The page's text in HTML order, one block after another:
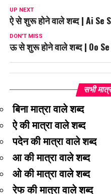
UP NEXT
ऐ से शुरू होने वाले शब्द | Ai Se
DON'T MISS
ऊ से शुरू होने वाले शब्द | Oo Se
सभी
बिना मात्रा वाले शब्द
ऐ की मात्रा वाले शब्द
पदेन की मात्रा वाले शब्द
आ की मात्रा वाले शब्द
ओ की मात्रा वाले शब्द
रेफ की मात्रा वाले शब्द